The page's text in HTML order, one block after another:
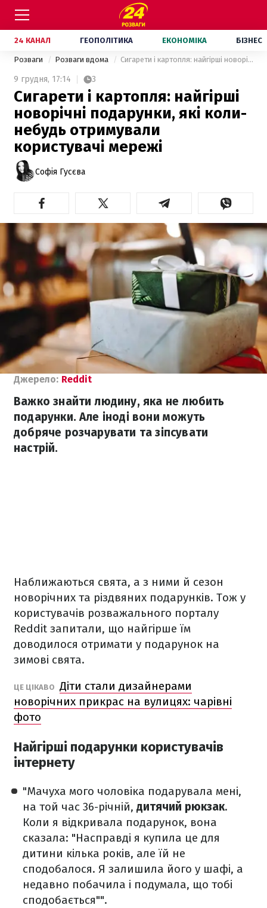
24 КАНАЛ ГЕОПОЛІТИКА ЕКОНОМІКА БІЗНЕС
Розваги Розваги вдома Сигарети і картопля: найгірші новорічні подарунки, які коли-небудь отримували користувачі мережі
9 грудня, 17:14 3
Сигарети і картопля: найгірші
новорічні подарунки, які коли-
небудь отримували
користувачі мережі
Софія Гусєва
Джерело: Reddit
Важко знайти людину, яка не любить
подарунки. Але іноді вони можуть
добряче розчарувати та зіпсувати
настрій.
Наближаються свята, а з ними й сезон
новорічних та різдвяних подарунків. Тож у
користувачів розважального порталу
Reddit запитали, що найгірше їм
доводилося отримати у подарунок на
зимові свята.
ЦЕ ЦІКАВО Діти стали дизайнерами
новорічних прикрас на вулицях: чарівні
фото
Найгірші подарунки користувачів
інтернету
"Мачуха мого чоловіка подарувала мені,
на той час 36-річній, дитячий рюкзак.
Коли я відкривала подарунок, вона
сказала: "Насправді я купила це для
дитини кілька років, але їй не
сподобалося. Я залишила його у шафі, а
недавно побачила і подумала, що тобі
сподобається"".